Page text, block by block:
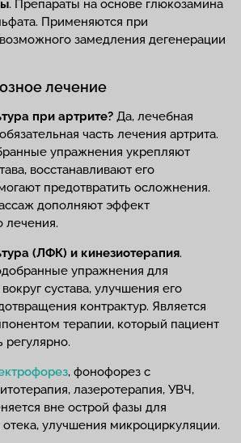
. Препараты на основе глюкозамина
Применяются при
замедления дегенерации
лечение
при артрите? Да, лечебная
часть лечения артрита.
упражнения укрепляют
восстанавливают его
предотвратить осложнения.
дополняют эффект
лечения.
(ЛФК) и кинезиотерапия.
упражнения для
сустава, улучшения его
контрактур. Является
терапии, который пациент
, фонофорез с
лазеротерапия, УВЧ,
вне острой фазы для
улучшения микроциркуляции.